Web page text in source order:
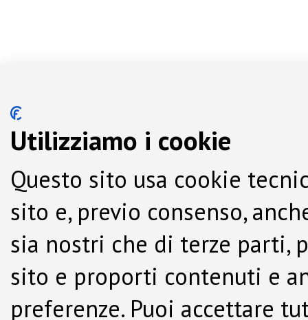
Utilizziamo i cookie
Questo sito usa cookie
sito e, previo consenso,
sia nostri che di terze parti,
sito e proporti contenuti e
preferenze. Puoi accettare